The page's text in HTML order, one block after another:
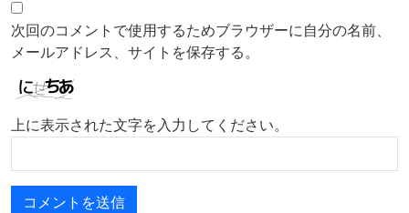
次回のコメントで使用するためブラウザーに自分の名前、
メールアドレス、サイトを保存する。
上に表示された文字を入力してください。